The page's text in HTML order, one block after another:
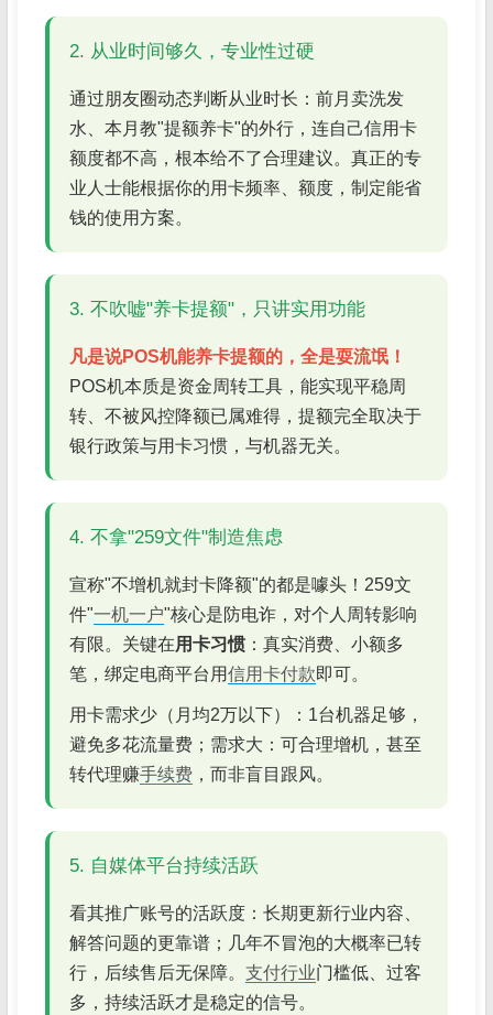
2. 从业时间够久，专业性过硬
通过朋友圈动态判断从业时长：前月卖洗发
水、本月教"提额养卡"的外行，连自己信用卡
额度都不高，根本给不了合理建议。真正的专
业人士能根据你的用卡频率、额度，制定能省
钱的使用方案。
3. 不吹嘘"养卡提额"，只讲实用功能
凡是说POS机能养卡提额的，全是耍流氓！
POS机本质是资金周转工具，能实现平稳周
转、不被风控降额已属难得，提额完全取决于
银行政策与用卡习惯，与机器无关。
4. 不拿"259文件"制造焦虑
宣称"不增机就封卡降额"的都是噱头！259文
件"一机一户"核心是防电诈，对个人周转影响
有限。关键在用卡习惯 ：真实消费、小额多
笔，绑定电商平台用信用卡付款即可。
用卡需求少（月均2万以下）：1台机器足够，
避免多花流量费；需求大：可合理增机，甚至
转代理赚手续费 ，而非盲目跟风。
5. 自媒体平台持续活跃
看其推广账号的活跃度：长期更新行业内容、
解答问题的更靠谱；几年不冒泡的大概率已转
行，后续售后无保障。 支付行业门槛低、过客
多，持续活跃才是稳定的信号。